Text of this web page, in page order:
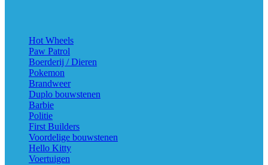
Hot Wheels
Paw Patrol
Boerderij / Dieren
Pokemon
Brandweer
Duplo bouwstenen
Barbie
Politie
First Builders
Voordelige bouwstenen
Hello Kitty
Voertuigen